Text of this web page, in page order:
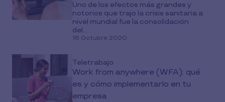
Uno de los efectos más grandes y
notorios que trajo la crisis sanitaria a
nivel mundial fue la consolidación
del...
16 Octubre 2020
Teletrabajo
Work from anywhere (WFA): qué
es y cómo implementarlo en tu
empresa